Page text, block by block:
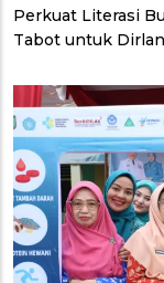
Perkuat Literasi
Tabot untuk